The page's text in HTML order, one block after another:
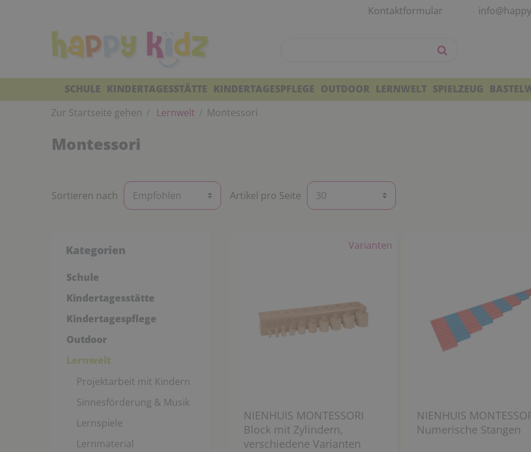
Kontaktformular
SCHULE KINDERTAGESSTÄTTE KINDERTAGESPFLEGE OUTDOOR LERNWELT SPIELZEUG
Zur Startseite gehen
Lernwelt Montessori
Montessori
Sortieren nach Artikel pro Seite
Kategorien
Schule
Kindertagesstätte
Kindertagespflege
Outdoor
Lernwelt
Projektarbeit mit Kindern
Sinnesförderung & Musik
Lernspiele
Lernmaterial
Varianten
NIENHUIS MONTESSORI
Block mit Zylindern,
verschiedene Varianten
NIENHUIS
Numerische Stangen